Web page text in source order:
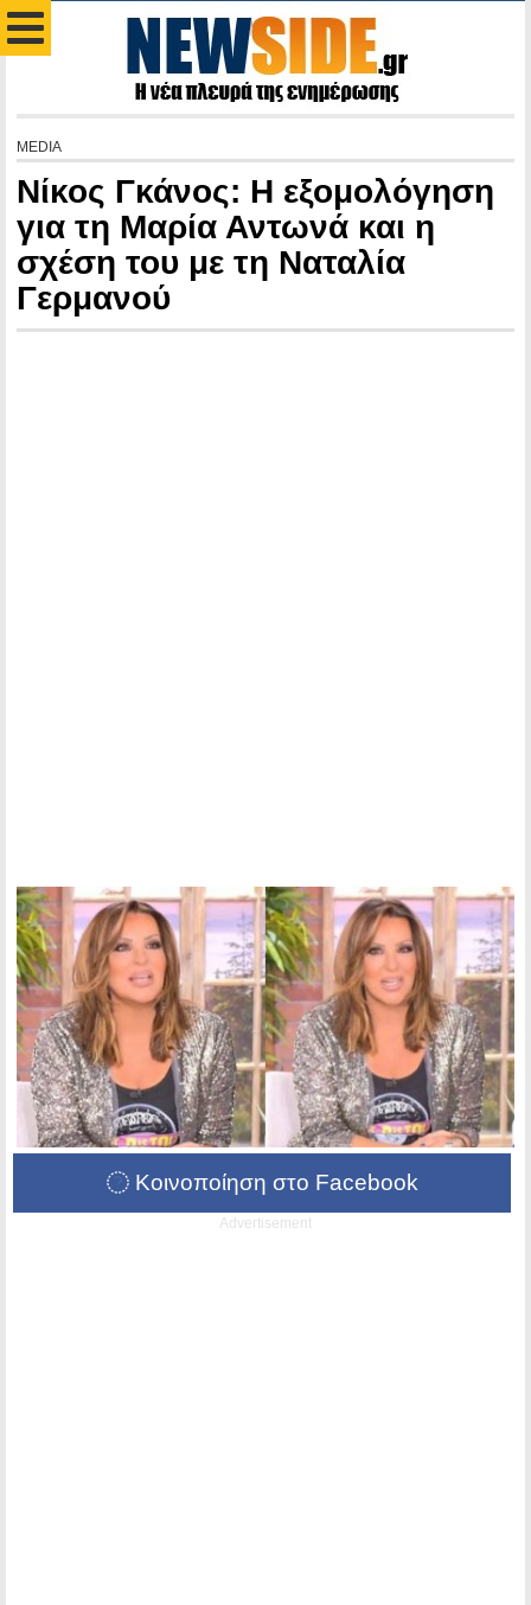
MEDIA
Νίκος Γκάνος: Η εξομολόγηση
για τη Μαρία Αντωνά και η
σχέση του με τη Ναταλία
Γερμανού
Κοινοποίηση στο Facebook
Advertisement